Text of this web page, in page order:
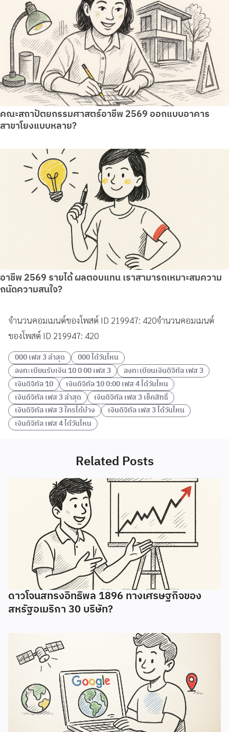
คณะสถาปัตยกรรมศาสตร์อาชีพ 2569 ออกแบบอาคาร
สาขาโยงแบบหลาย?
อาชีพ 2569 รายได้ ผลตอบแทน เราสามารถเหมาะสมความ
ถนัดความสนใจ?
จำนวนคอมเมนต์ของโพสต์ ID 219947: 420จำนวนคอมเมนต์
ของโพสต์ ID 219947: 420
000 เฟส 3 ล่าสุด
000 ได้วันไหน
ลงทะเบียนรับเงิน 10 0 00 เฟส 3
ลงทะเบียนเงินดิจิทัล เฟส 3
เงินดิจิทัล 10
เงินดิจิทัล 10 0:00 เฟส 4 ได้วันไหน
เงินดิจิทัล เฟส 3 ล่าสุด
เงินดิจิทัล เฟส 3 เช็คสิทธิ์
เงินดิจิทัล เฟส 3 ใครได้บ้าง
เงินดิจิทัล เฟส 3 ได้วันไหน
เงินดิจิทัล เฟส 4 ได้วันไหน
Related Posts
ดาวโจนสทรงอิทธิพล 1896 ทางเศรษฐกิจของ
สหรัฐอเมริกา 30 บริษัท?